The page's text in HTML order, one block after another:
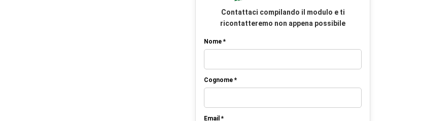
Contattaci compilando il modulo e ti
ricontatteremo non appena possibile
Nome *
Cognome *
Email *